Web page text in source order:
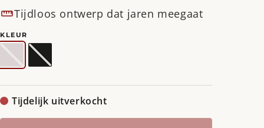
Tijdloos ontwerp dat jaren meegaat
KLEUR
Silky
Taupe
Variant
uitverkocht
niet
Zwart
Variant
uitverkocht
niet
Tijdelijk uitverkocht